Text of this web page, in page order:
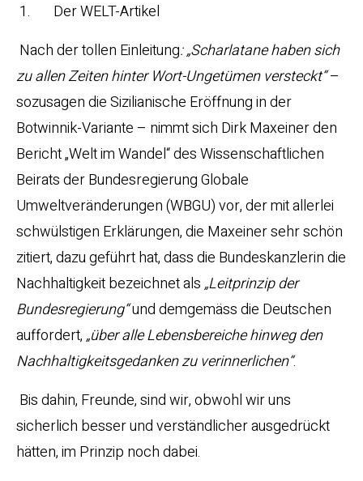
1. Der WELT-Artikel
Nach der tollen Einleitung: „Scharlatane haben sich
zu allen Zeiten hinter Wort-Ungetümen versteckt“–
sozusagen die Sizilianische Eröffnung in der
Botwinnik-Variante – nimmt sich Dirk Maxeiner den
Bericht „Welt im Wandel“ des Wissenschaftlichen
Beirats der Bundesregierung Globale
Umweltveränderungen (WBGU) vor, der mit allerlei
schwülstigen Erklärungen, die Maxeiner sehr schön
zitiert, dazu geführt hat, dass die Bundeskanzlerin die
Nachhaltigkeit bezeichnet als„Leitprinzip der
Bundesregierung“und demgemäss die Deutschen
auffordert,„über alle Lebensbereiche hinweg den
Nachhaltigkeitsgedanken zu verinnerlichen“.
Bis dahin, Freunde, sind wir, obwohl wir uns
sicherlich besser und verständlicher ausgedrückt
hätten, im Prinzip noch dabei.